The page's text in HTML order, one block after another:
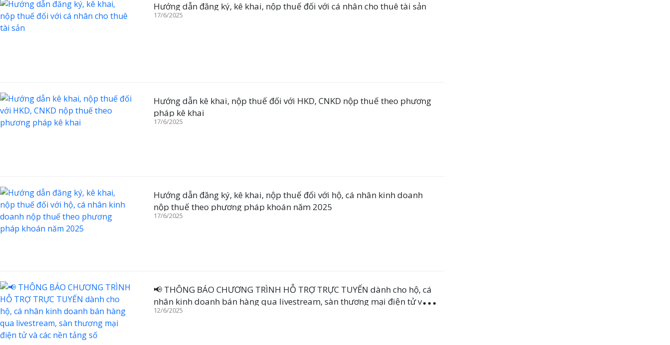
Hướng dẫn đăng ký, kê khai, nộp thuế đối với cá nhân cho thuê tài sản
17/6/2025
Hướng dẫn kê khai, nộp thuế đối với HKD, CNKD nộp thuế theo phương
pháp kê khai
17/6/2025
Hướng dẫn đăng ký, kê khai, nộp thuế đối với hộ, cá nhân kinh doanh
nộp thuế theo phương pháp khoán năm 2025
17/6/2025
📢 THÔNG BÁO CHƯƠNG TRÌNH HỖ TRỢ TRỰC TUYẾN dành cho hộ, cá
nhân kinh doanh bán hàng qua livestream, sàn thương mại điện tử và
các nền tảng số
12/6/2025